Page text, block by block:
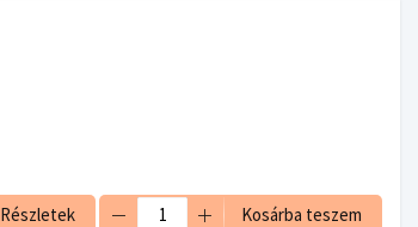
Részletek Kosárba teszem